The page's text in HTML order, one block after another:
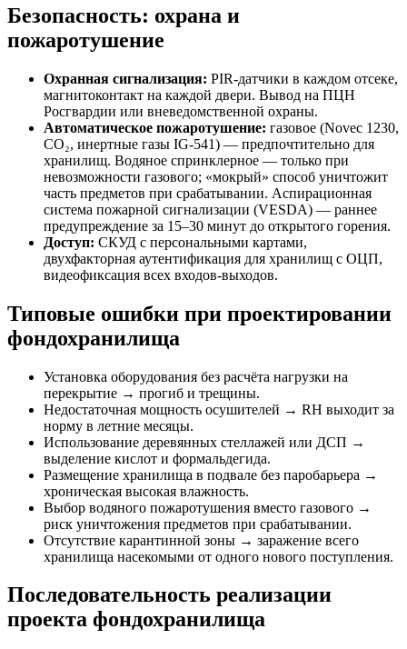
Безопасность: охрана и
пожаротушение
Охранная сигнализация: PIR-датчики в каждом отсеке,
магнитоконтакт на каждой двери. Вывод на ПЦН
Росгвардии или вневедомственной охраны.
Автоматическое пожаротушение: газовое (Novec 1230,
CO₂, инертные газы IG-541) — предпочтительно для
хранилищ. Водяное спринклерное — только при
невозможности газового; «мокрый» способ уничтожит
часть предметов при срабатывании. Аспирационная
система пожарной сигнализации (VESDA) — раннее
предупреждение за 15–30 минут до открытого горения.
Доступ: СКУД с персональными картами,
двухфакторная аутентификация для хранилищ с ОЦП,
видеофиксация всех входов-выходов.
Типовые ошибки при проектировании
фондохранилища
Установка оборудования без расчёта нагрузки на
перекрытие → прогиб и трещины.
Недостаточная мощность осушителей → RH выходит за
норму в летние месяцы.
Использование деревянных стеллажей или ДСП →
выделение кислот и формальдегида.
Размещение хранилища в подвале без паробарьера →
хроническая высокая влажность.
Выбор водяного пожаротушения вместо газового →
риск уничтожения предметов при срабатывании.
Отсутствие карантинной зоны → заражение всего
хранилища насекомыми от одного нового поступления.
Последовательность реализации
проекта фондохранилища